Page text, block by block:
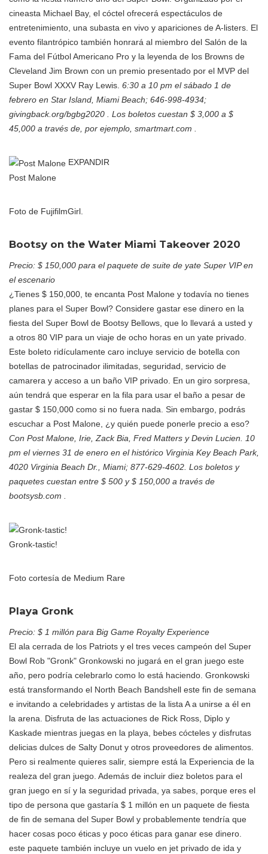
cineasta Michael Bay, el cóctel ofrecerá espectáculos de
entretenimiento, una subasta en vivo y apariciones de A-listers. El
evento filantrópico también honrará al miembro del Salón de la
Fama del Fútbol Americano Pro y la leyenda de los Browns de
Cleveland Jim Brown con un premio presentado por el MVP del
Super Bowl XXXV Ray Lewis. 6:30 a 10 pm el sábado 1 de
febrero en Star Island, Miami Beach; 646-998-4934;
givingback.org/bgbg2020 . Los boletos cuestan $ 3,000 a $
45,000 a través de, por ejemplo, smartmart.com .
EXPANDIR
Post Malone
Foto de FujifilmGirl.
Bootsy on the Water Miami Takeover 2020
Precio: $ 150,000 para el paquete de suite de yate Super VIP en
el escenario
¿Tienes $ 150,000, te encanta Post Malone y todavía no tienes
planes para el Super Bowl? Considere gastar ese dinero en la
fiesta del Super Bowl de Bootsy Bellows, que lo llevará a usted y
a otros 80 VIP para un viaje de ocho horas en un yate privado.
Este boleto ridículamente caro incluye servicio de botella con
botellas de patrocinador ilimitadas, seguridad, servicio de
camarera y acceso a un baño VIP privado. En un giro sorpresa,
aún tendrá que esperar en la fila para usar el baño a pesar de
gastar $ 150,000 como si no fuera nada. Sin embargo, podrás
escuchar a Post Malone, ¿y quién puede ponerle precio a eso?
Con Post Malone, Irie, Zack Bia, Fred Matters y Devin Lucien. 10
pm el viernes 31 de enero en el histórico Virginia Key Beach Park,
4020 Virginia Beach Dr., Miami; 877-629-4602. Los boletos y
paquetes cuestan entre $ 500 y $ 150,000 a través de
bootsysb.com .
Gronk-tastic!
Foto cortesía de Medium Rare
Playa Gronk
Precio: $ 1 millón para Big Game Royalty Experience
El ala cerrada de los Patriots y el tres veces campeón del Super
Bowl Rob "Gronk" Gronkowski no jugará en el gran juego este
año, pero podría celebrarlo como lo está haciendo. Gronkowski
está transformando el North Beach Bandshell este fin de semana
e invitando a celebridades y artistas de la lista A a unirse a él en
la arena. Disfruta de las actuaciones de Rick Ross, Diplo y
Kaskade mientras juegas en la playa, bebes cócteles y disfrutas
delicias dulces de Salty Donut y otros proveedores de alimentos.
Pero si realmente quieres salir, siempre está la Experiencia de la
realeza del gran juego. Además de incluir diez boletos para el
gran juego en sí y la seguridad privada, ya sabes, porque eres el
tipo de persona que gastaría $ 1 millón en un paquete de fiesta
de fin de semana del Super Bowl y probablemente tendría que
hacer cosas poco éticas y poco éticas para ganar ese dinero.
este paquete también incluye un vuelo en jet privado de ida y